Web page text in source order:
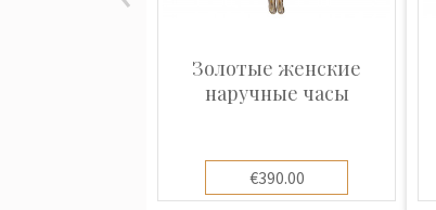
Золотые женские
наручные часы
€390.00